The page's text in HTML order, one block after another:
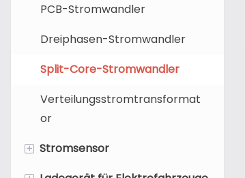
PCB-Stromwandler
Dreiphasen-Stromwandler
Split-Core-Stromwandler
Verteilungsstromtransformat
or
+ Stromsensor